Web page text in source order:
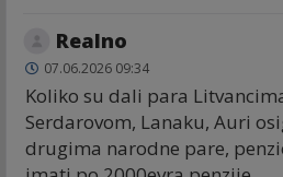
Realno
07.06.2026 09:34
Koliko su dali para
Serdarovom, Lanaku, Auri
drugima narodne pare,